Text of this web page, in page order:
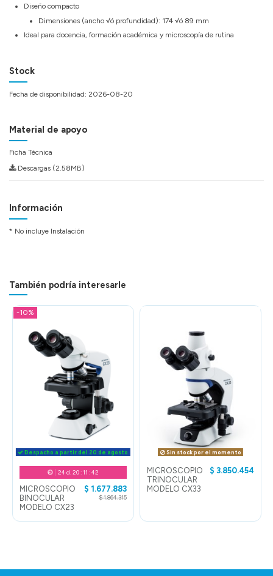
Diseño compacto
Dimensiones (ancho √ó profundidad): 174 √ó 89 mm
Ideal para docencia, formación académica y microscopía de rutina
Stock
Fecha de disponibilidad: 2026-08-20
Material de apoyo
Ficha Técnica
Descargas (2.58MB)
Información
* No incluye Instalación
También podría interesarle
-10%
Despacho a partir del 20 de agosto
24d. 20:11 :41
MICROSCOPIO
BINOCULAR
MODELO CX23
$ 1.677.883
$ 1.864.315
Sin stock por el momento
MICROSCOPIO
TRINOCULAR
MODELO CX33
$ 3.850.454